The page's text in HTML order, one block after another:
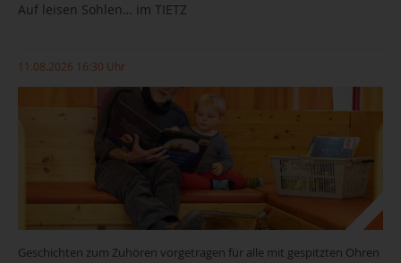
Auf leisen Sohlen… im TIETZ
11.08.2026 16:30 Uhr
Geschichten zum Zuhören vorgetragen für alle mit gespitzten Ohren